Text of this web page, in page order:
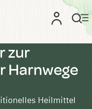
zur
Harnwege